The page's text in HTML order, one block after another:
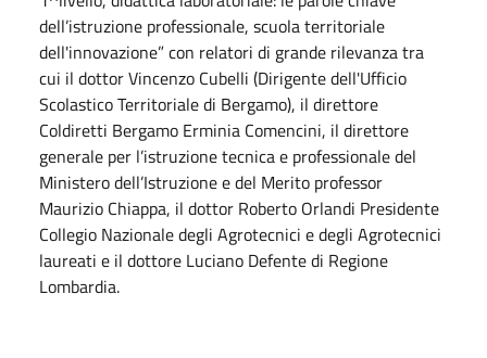
dell’istruzione professionale, scuola territoriale
dell'innovazione” con relatori di grande rilevanza tra
cui il dottor Vincenzo Cubelli (Dirigente dell'Ufficio
Scolastico Territoriale di Bergamo), il direttore
Coldiretti Bergamo Erminia Comencini, il direttore
generale per l’istruzione tecnica e professionale del
Ministero dell’Istruzione e del Merito professor
Maurizio Chiappa, il dottor Roberto Orlandi Presidente
Collegio Nazionale degli Agrotecnici e degli Agrotecnici
laureati e il dottore Luciano Defente di Regione
Lombardia.